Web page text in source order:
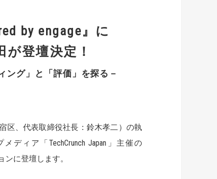
by engage』に
登壇決定！
ング」と「評価」を探る－
区、代表取締役社長：鈴木孝二）の執
ィア「TechCrunch Japan」主催の
ンに登壇します。